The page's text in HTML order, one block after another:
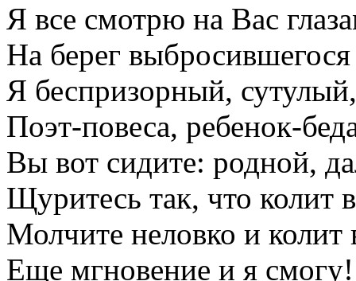
Я все смотрю на Вас
На берег выбросившегося
Я беспризорный,
Поэт-повеса, ребенок-
Вы вот сидите: родной,
Щуритесь так, что колит
Молчите неловко и колит
Еще мгновение и я смогу!